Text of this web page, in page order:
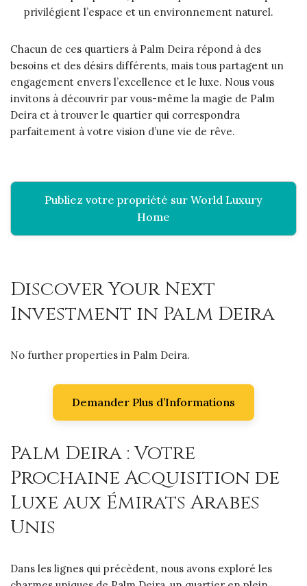
privilégient l’espace et un environnement naturel.
Chacun de ces quartiers à Palm Deira répond à des
besoins et des désirs différents, mais tous partagent un
engagement envers l’excellence et le luxe. Nous vous
invitons à découvrir par vous-même la magie de Palm
Deira et à trouver le quartier qui correspondra
parfaitement à votre vision d’une vie de rêve.
Publiez votre propriété sur World Luxury
Home
Discover Your Next
Investment in Palm Deira
No further properties in Palm Deira.
Demander Plus d’Informations
Palm Deira : Votre
Prochaine Acquisition de
Luxe aux Émirats Arabes
Unis
Dans les lignes qui précèdent, nous avons exploré les